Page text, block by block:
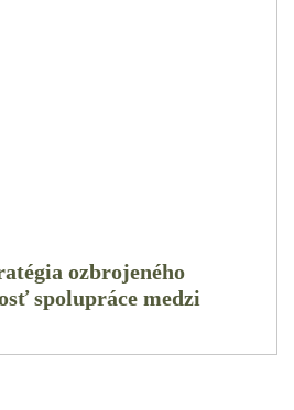
ozbrojeného
spolupráce medzi